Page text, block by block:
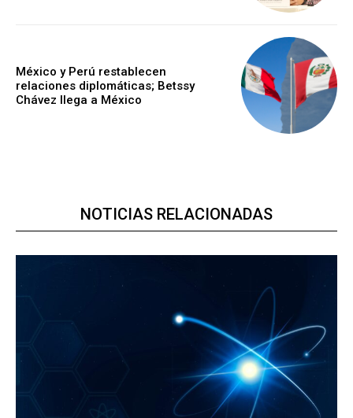
México y Perú restablecen
relaciones diplomáticas; Betssy
Chávez llega a México
NOTICIAS RELACIONADAS